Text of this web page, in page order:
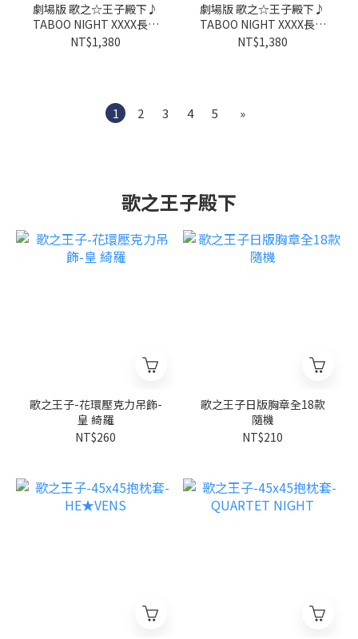
劇場版 歌之☆王子殿下♪
TABOO NIGHT XXXX長毛
巾-壽 嶺二
NT$1,380
劇場版 歌之☆王子殿下♪
TABOO NIGHT XXXX長毛
巾-黒崎蘭丸
NT$1,380
1 2 3 4 5 »
歌之王子殿下
歌之王子-花環壓克力吊飾-
皇 綺羅
NT$260
歌之王子日版胸章全18款
隨機
NT$210